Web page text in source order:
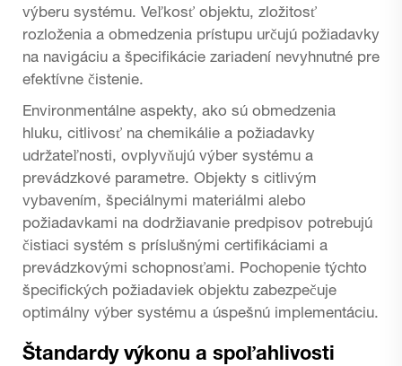
výberu systému. Veľkosť objektu, zložitosť
rozloženia a obmedzenia prístupu určujú požiadavky
na navigáciu a špecifikácie zariadení nevyhnutné pre
efektívne čistenie.
Environmentálne aspekty, ako sú obmedzenia
hluku, citlivosť na chemikálie a požiadavky
udržateľnosti, ovplyvňujú výber systému a
prevádzkové parametre. Objekty s citlivým
vybavením, špeciálnymi materiálmi alebo
požiadavkami na dodržiavanie predpisov potrebujú
čistiaci systém s príslušnými certifikáciami a
prevádzkovými schopnosťami. Pochopenie týchto
špecifických požiadaviek objektu zabezpečuje
optimálny výber systému a úspešnú implementáciu.
Štandardy výkonu a spoľahlivosti